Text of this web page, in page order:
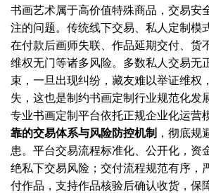
书画艺术属于高价值特殊商品，交易安
注的问题。传统线下交易、私人定制模
在付款后画师失联、作品延期交付、货
维权无门等诸多风险。多数私人交易无
束，一旦出现纠纷，藏友难以举证维权
失，这也是制约书画定制行业规范化发
专业书画定制平台依托正规企业化运营
靠的交易体系与风险防控机制 ，彻底规
患。平台交易流程标准化、公开化，资
绝私下交易风险；交付流程规范有序，
付作品，支持作品核验后确认收货，保